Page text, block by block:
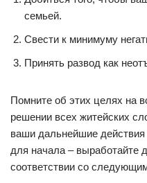
семьей.
Свести к минимуму
Принять развод как
Помните об этих целях на
решении всех житейских
ваши дальнейшие
для начала – выработайте
соответствии со